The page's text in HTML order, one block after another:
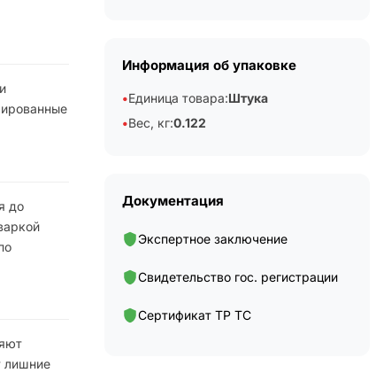
до
лишние
Информация об упаковке
Единица товара:Штука
Вес, кг:0.122
Документация
Экспертное заключение
Свидетельство гос. регистрации
Сертификат ТР ТС